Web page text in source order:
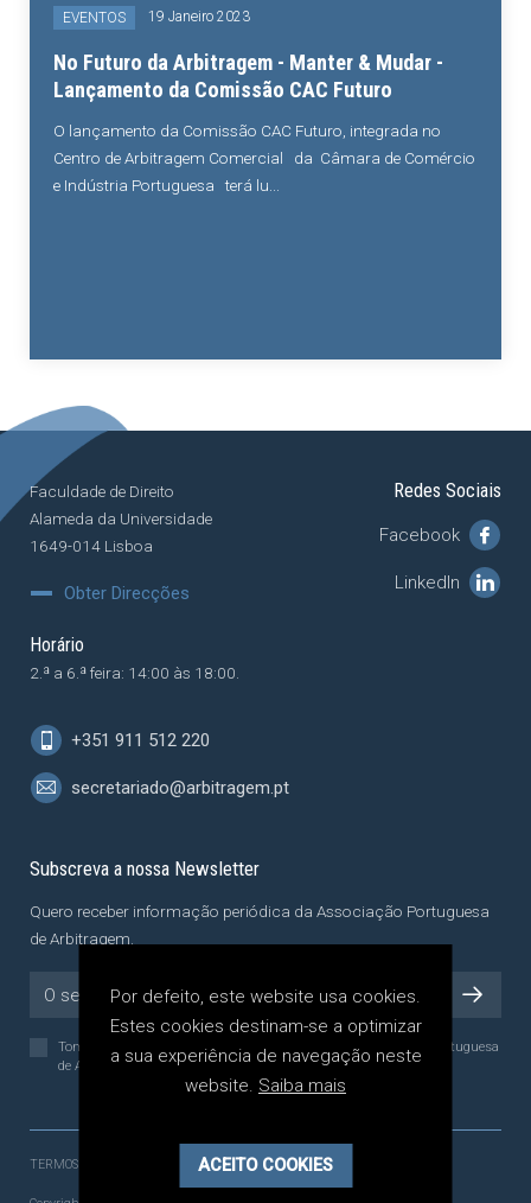
EVENTOS 19 Janeiro 2023
No Futuro da Arbitragem - Manter & Mudar -
Lançamento da Comissão CAC Futuro
O lançamento da Comissão CAC Futuro, integrada no
Centro de Arbitragem Comercial da Câmara de Comércio
e Indústria Portuguesa terá lu...
Redes Sociais
Facebook
LinkedIn
Faculdade de Direito
Alameda da Universidade
1649-014 Lisboa
Obter Direcções
Horário
2.ª a 6.ª feira: 14:00 às 18:00.
+351 911 512 220
secretariado@arbitragem.pt
Subscreva a nossa Newsletter
Quero receber informação periódica da Associação Portuguesa
de Arbitragem.
Tomei conhecimento daPolítica de Privacidade
da Associação Portuguesa
de Arbitragem, a qual li e compreendi.
TERMOS E CONDIÇÕES POLÍTICA DE PRIVACIDADE
Por defeito, este website usa cookies.
Estes cookies destinam-se a optimizar
a sua experiência de navegação neste
website. Saiba mais
ACEITO COOKIES